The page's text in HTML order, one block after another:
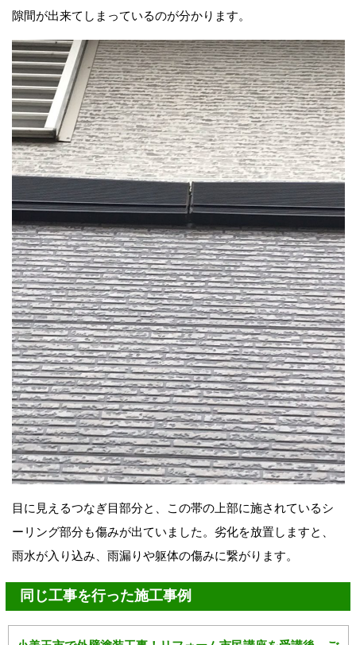
隙間が出来てしまっているのが分かります。
目に見えるつなぎ目部分と、この帯の上部に施されているシ
ーリング部分も傷みが出ていました。劣化を放置しますと、
雨水が入り込み、雨漏りや躯体の傷みに繋がります。
同じ工事を行った施工事例